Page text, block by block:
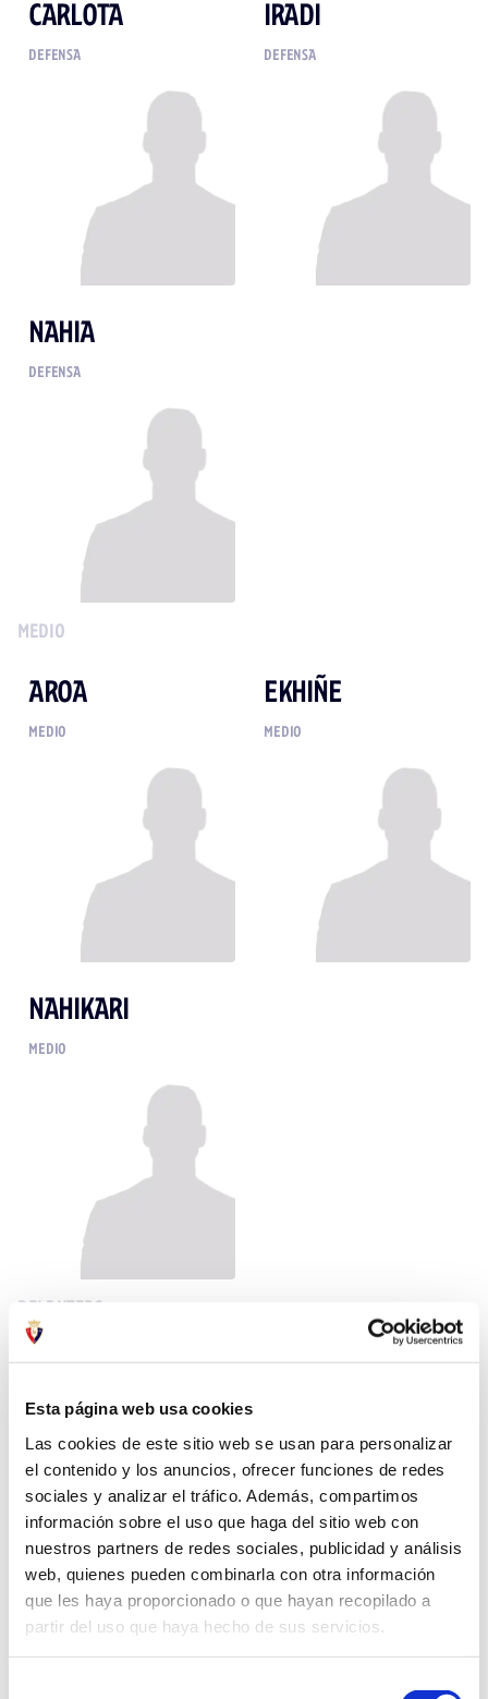
Esta página web usa cookies
Las cookies de este sitio web se usan para personalizar
el contenido y los anuncios, ofrecer funciones de redes
sociales y analizar el tráfico. Además, compartimos
información sobre el uso que haga del sitio web con
nuestros partners de redes sociales, publicidad y análisis
web, quienes pueden combinarla con otra información
que les haya proporcionado o que hayan recopilado a
partir del uso que haya hecho de sus servicios.
CARLOTA
DEFENSA
IRADI
DEFENSA
NAHIA
DEFENSA
MEDIO
AROA
MEDIO
EKHIÑE
MEDIO
NAHIKARI
MEDIO
DELANTERO
IARA
DELANTERO
MIA